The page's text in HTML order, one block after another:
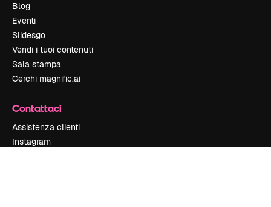
Blog
Eventi
Slidesgo
Vendi i tuoi contenuti
Sala stampa
Cerchi magnific.ai
Contattaci
Assistenza clienti
Instagram